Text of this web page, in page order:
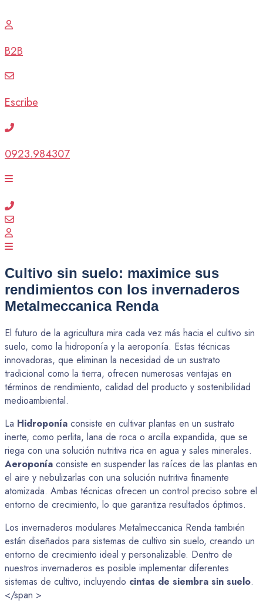
B2B
Escribe
0923.984307
Cultivo sin suelo: maximice sus
rendimientos con los invernaderos
Metalmeccanica Renda
El futuro de la agricultura mira cada vez más hacia el cultivo sin
suelo, como la hidroponía y la aeroponía. Estas técnicas
innovadoras, que eliminan la necesidad de un sustrato
tradicional como la tierra, ofrecen numerosas ventajas en
términos de rendimiento, calidad del producto y sostenibilidad
medioambiental.
La Hidroponía consiste en cultivar plantas en un sustrato
inerte, como perlita, lana de roca o arcilla expandida, que se
riega con una solución nutritiva rica en agua y sales minerales.
Aeroponía consiste en suspender las raíces de las plantas en
el aire y nebulizarlas con una solución nutritiva finamente
atomizada. Ambas técnicas ofrecen un control preciso sobre el
entorno de crecimiento, lo que garantiza resultados óptimos.
Los invernaderos modulares Metalmeccanica Renda también
están diseñados para sistemas de cultivo sin suelo, creando un
entorno de crecimiento ideal y personalizable. Dentro de
nuestros invernaderos es posible implementar diferentes
sistemas de cultivo, incluyendo cintas de siembra sin suelo.
</span >